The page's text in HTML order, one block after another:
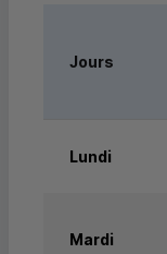
Jours
Lundi
Mardi